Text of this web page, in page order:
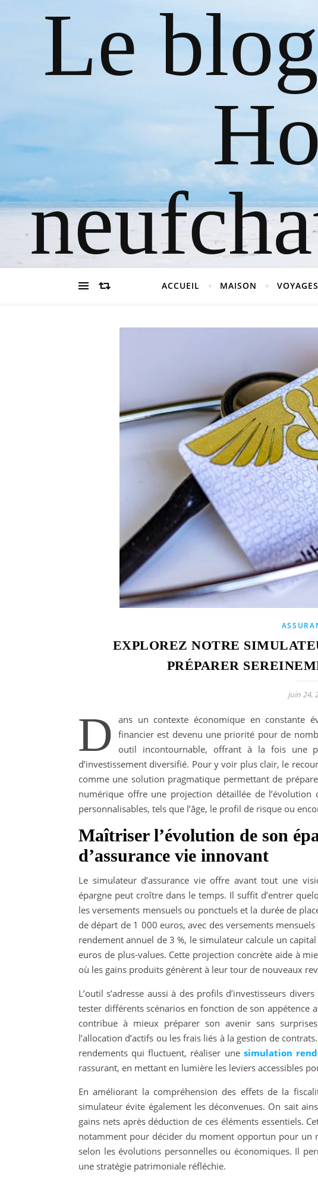
Le
ACCUEIL MAISON VOYAGES
EXPLOREZ NOTRE
PRÉPARER
juin 24,
D ans un contexte économique en constante
financier est devenu une priorité pour de
outil incontournable, offrant à la fois une
d’investissement diversifié. Pour y voir plus clair, le
comme une solution pragmatique permettant de
numérique offre une projection détaillée de
personnalisables, tels que l’âge, le profil de risque ou
Maîtriser l’évolution de son
d’assurance vie innovant
Le simulateur d’assurance vie offre avant tout une
épargne peut croître dans le temps. Il suffit d’entrer
les versements mensuels ou ponctuels et la durée de
de départ de 1 000 euros, avec des versements
rendement annuel de 3 %, le simulateur calcule un
euros de plus-values. Cette projection concrète aide à
où les gains produits génèrent à leur tour de nouveaux
L’outil s’adresse aussi à des profils d’investisseurs
tester différents scénarios en fonction de son appétence
contribue à mieux préparer son avenir sans
l’allocation d’actifs ou les frais liés à la gestion de
rendements qui fluctuent, réaliser une simulation
rassurant, en mettant en lumière les leviers accessibles
En améliorant la compréhension des effets de la
simulateur évite également les déconvenues. On sait
gains nets après déduction de ces éléments essentiels.
notamment pour décider du moment opportun pour un
selon les évolutions personnelles ou économiques. Il
une stratégie patrimoniale réfléchie.